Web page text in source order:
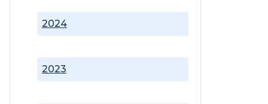
2023
2024